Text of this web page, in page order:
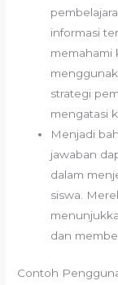
informasi
memahami
strategi
mengatasi
Menjadi
jawaban
dalam
siswa.
dan
Contoh